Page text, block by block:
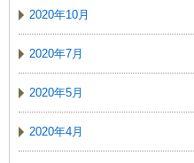
2020年10月
2020年7月
2020年5月
2020年4月